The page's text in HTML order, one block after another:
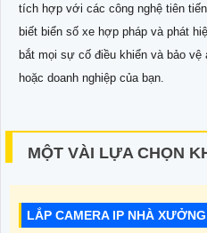
tích hợp với các công nghệ tiên
biết biển số xe hợp pháp và phát
bắt mọi sự cố điều khiển và bảo vệ
hoặc doanh nghiệp của bạn.
MỘT VÀI LỰA CHỌN
LẮP CAMERA IP NHÀ